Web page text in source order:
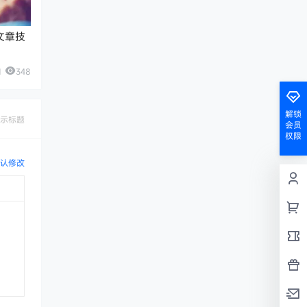
章技
348
标题
修改
解锁
会员
权限